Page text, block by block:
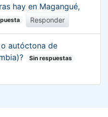
hay en Magangué,
Responder
autóctona de
Sin respuestas